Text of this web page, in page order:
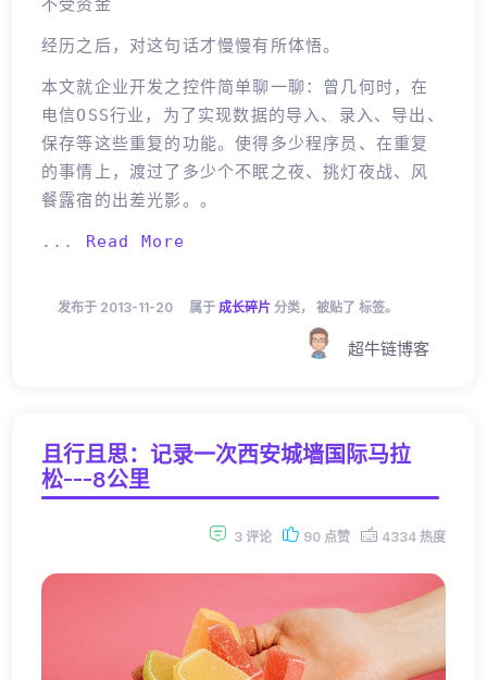
不受资金
经历之后，对这句话才慢慢有所体悟。
本文就企业开发之控件简单聊一聊：曾几何时，在
电信OSS行业，为了实现数据的导入、录入、导出、
保存等这些重复的功能。使得多少程序员、在重复
的事情上，渡过了多少个不眠之夜、挑灯夜战、风
餐露宿的出差光影。。
... Read More
发布于 2013-11-20 属于 成长碎片 分类， 被贴了 标签。
超牛链博客
且行且思：记录一次西安城墙国际马拉
松---8公里
3 评论 90 点赞 4334 热度